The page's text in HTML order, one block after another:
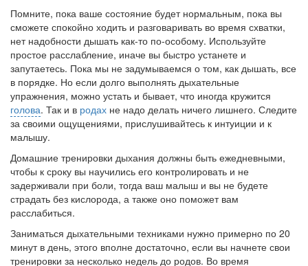
Помните, пока ваше состояние будет нормальным, пока вы
сможете спокойно ходить и разговаривать во время схватки,
нет надобности дышать как-то по-особому. Используйте
простое рас­слабление, иначе вы быстро устанете и
запутаетесь. Пока мы не задумываемся о том, как дышать, все
в порядке. Но если долго выполнять дыхательные
упражнения, можно устать и бывает, что иногда кружится
голова. Так и в родах не надо делать ничего лишнего. Следите
за своими ощущениями, прислушивайтесь к интуиции и к
малышу.
Домашние тренировки дыхания должны быть ежедневными,
чтобы к сроку вы научились его контролировать и не
задерживали при боли, тогда ваш малыш и вы не будете
страдать без кислорода, а также оно поможет вам
расслабиться.
Заниматься дыхательными техниками нужно примерно по 20
минут в день, этого вполне достаточно, если вы начнете свои
тренировки за несколько недель до родов. Во время